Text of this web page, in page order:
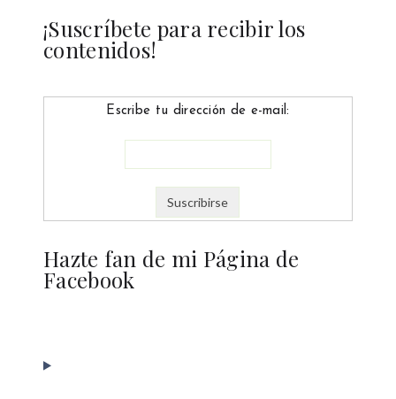
¡Suscríbete para recibir los
contenidos!
Escribe tu dirección de e-mail:
Hazte fan de mi Página de
Facebook